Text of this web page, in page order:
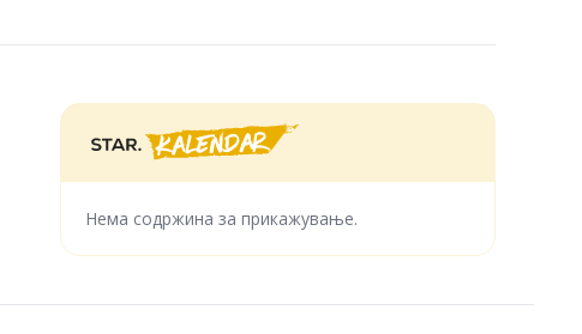
Нема содржина за прикажување.